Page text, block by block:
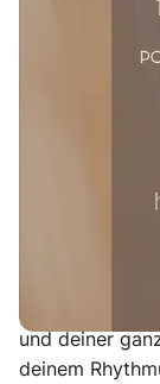
„Manchmal ist
Lass die
– raus aus
In 70 Minuten
und deiner
deinem